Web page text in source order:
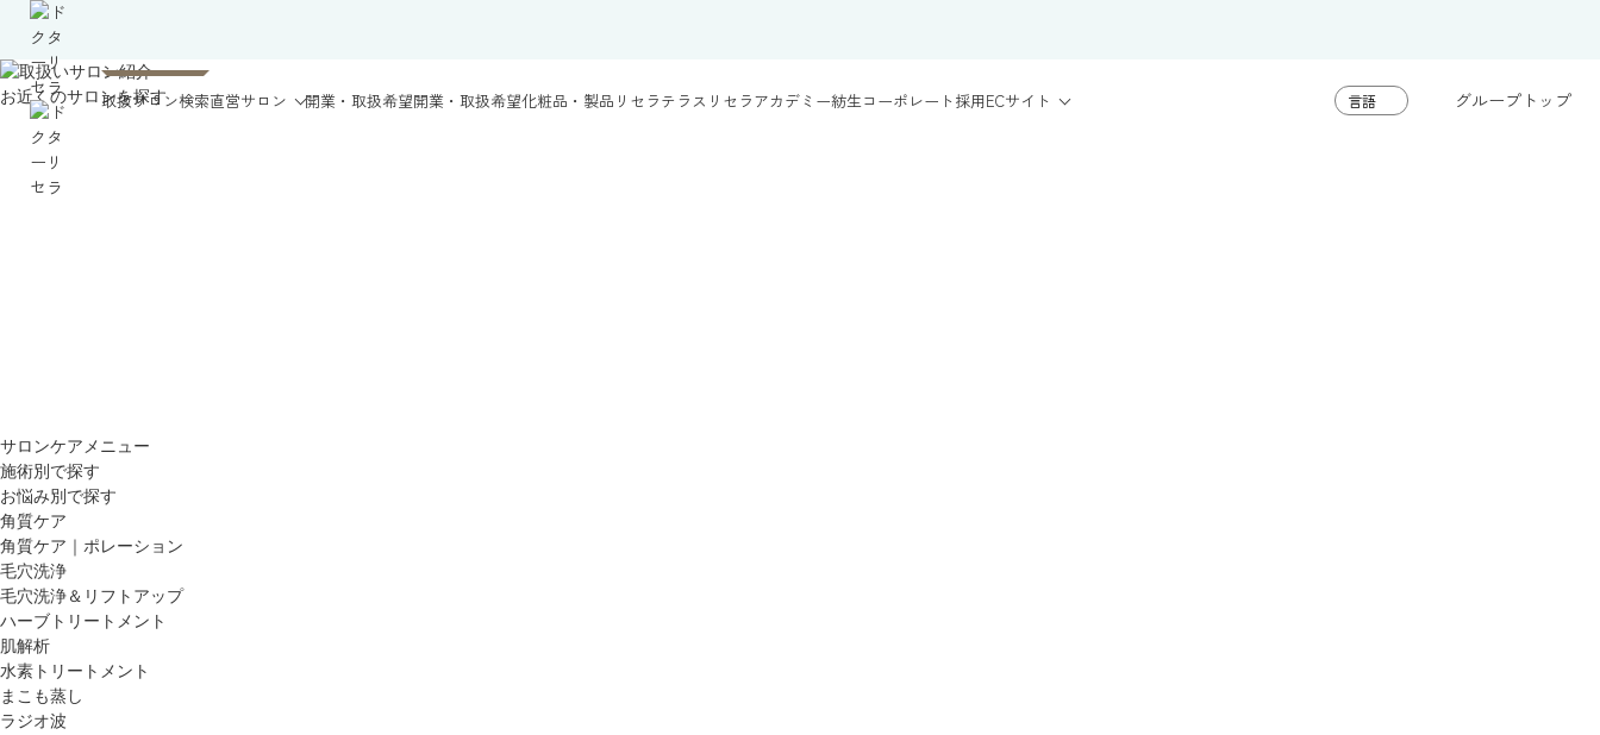
取扱サロン検索直営サロン 開業・取扱希望開業・取扱希望化粧品・製品 リセラテラス リセラアカデミー紡生コーポレート採用ECサイト グループトップ
お近くのサロンを探す
サロンケアメニュー
施術別で探す
お悩み別で探す
角質ケア
角質ケア｜ポレーション
毛穴洗浄
毛穴洗浄＆リフトアップ
ハーブトリートメント
肌解析
水素トリートメント
まこも蒸し
ラジオ波